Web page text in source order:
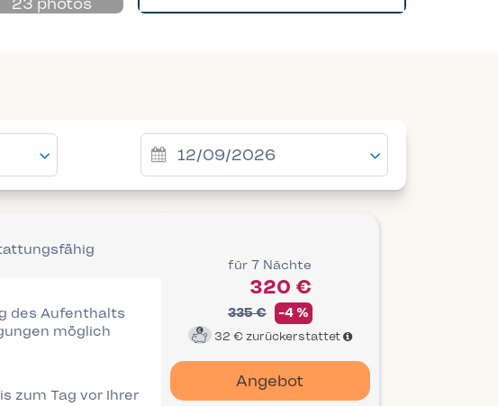
23 photos
des Aufenthalts
möglich
zum Tag vor Ihrer
für 7 Nächte
320 €
335 € -4 %
32 € zurückerstattet
Angebot